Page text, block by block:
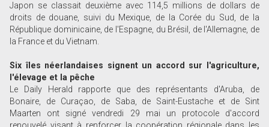
Japon se classait deuxième avec 114,5 millions de dollars de
droits de douane, suivi du Mexique, de la Corée du Sud, de la
République dominicaine, de l'Espagne, du Brésil, de l'Allemagne, de
la France et du Vietnam.
Six îles néerlandaises signent un accord sur l'agriculture,
l'élevage et la pêche
Le Daily Herald rapporte que des représentants d'Aruba, de
Bonaire, de Curaçao, de Saba, de Saint-Eustache et de Sint
Maarten ont signé vendredi 29 mai un protocole d'accord